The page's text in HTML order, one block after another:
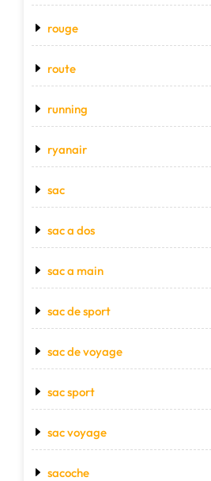
rouge
route
running
ryanair
sac
sac a dos
sac a main
sac de sport
sac de voyage
sac sport
sac voyage
sacoche